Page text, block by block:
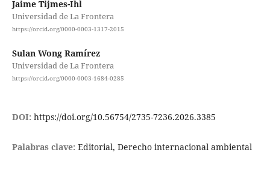
Jaime Tijmes-Ihl
Universidad de La Frontera
https://orcid.org/0000-0003-1317-2015
Sulan Wong Ramírez
Universidad de La Frontera
https://orcid.org/0000-0003-1684-0285
DOI: https://doi.org/10.56754/2735-7236.2026.3385
Palabras clave: Editorial, Derecho internacional ambiental